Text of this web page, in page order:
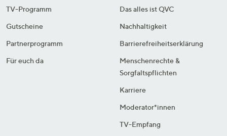
TV-Programm
Gutscheine
Partnerprogramm
Für euch da
Das alles ist QVC
Nachhaltigkeit
Barrierefreiheitserklärung
Menschenrechte &
Sorgfaltspflichten
Karriere
Moderator*innen
TV-Empfang